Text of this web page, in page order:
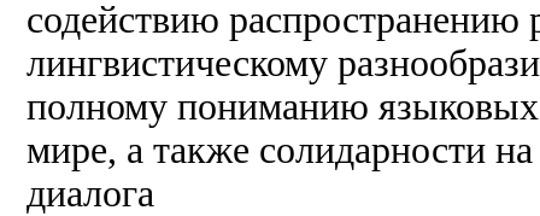
содействию распространению
лингвистическому
полному пониманию
мире, а также солидарности
диалога